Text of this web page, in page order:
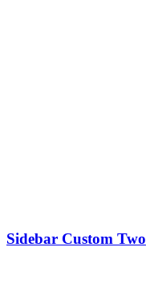
Sidebar Custom Two